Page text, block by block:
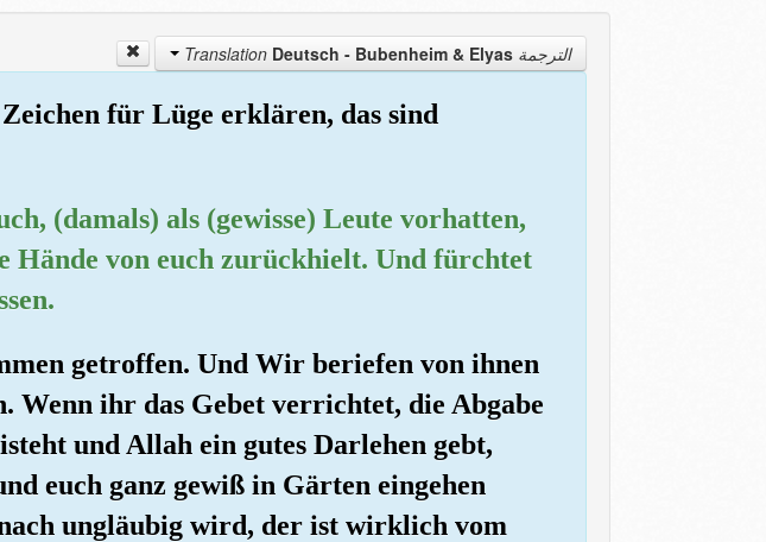
الترجمة Translation Deutsch - Bubenheim & Elyas
für Lüge erklären, das sind
(damals) als (gewisse) Leute vorhatten,
Hände von euch zurückhielt. Und fürchtet
getroffen. Und Wir beriefen von ihnen
ihr das Gebet verrichtet, die Abgabe
und Allah ein gutes Darlehen gebt,
euch ganz gewiß in Gärten eingehen
ungläubig wird, der ist wirklich vom